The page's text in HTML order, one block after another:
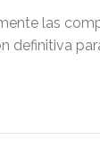
las
definitiva